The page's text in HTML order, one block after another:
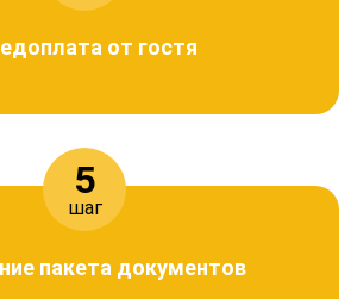
от гостя
5
шаг
пакета документов